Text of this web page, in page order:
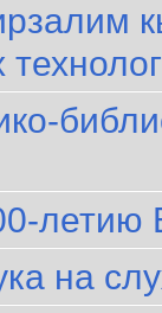
летию
на